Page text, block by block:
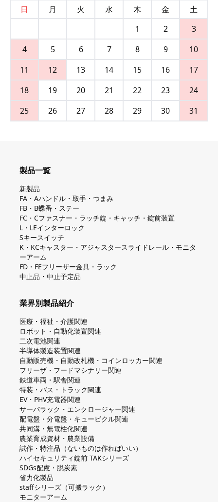
日
月 火 水 木 金
土
1
2
3
4
5 6 7 8 9
10
11
12 13 14 15 16
17
18
19 20 21 22 23
24
25
26 27 28 29 30 31
製品一覧
新製品
FA・Aハンドル・取手・つまみ
FB・B蝶番・ステー
FC・Cファスナー・ラッチ錠・キャッチ・錠前装置
L・LEインターロック
Sキースイッチ
K・KCキャスター・アジャスタースライドレール・モニタ
ーアーム
FD・FEフリーザー金具・ラック
中止品・中止予定品
業界別製品紹介
医療・福祉・介護関連
ロボット・自動化装置関連
二次電池関連
半導体製造装置関連
自動販売機・自動改札機・コインロッカー関連
フリーザ・フードマシナリー関連
鉄道車両・駅舎関連
特装・バス・トラック関連
EV・PHV充電器関連
サーバラック・エンクロージャー関連
配電盤・分電盤・キュービクル関連
共同溝・無電柱化関連
農業育成資材・農業設備
試作・特注品（ないものは作ればいい）
ハイセキュリティ錠前 TAKシリーズ
SDGs配慮・脱炭素
省力化製品
staffシリーズ（可搬ラック）
モニターアーム